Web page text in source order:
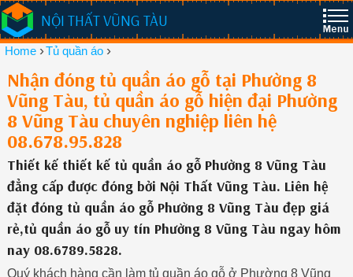
NỘI THẤT VŨNG TÀU
Home ›Tủ quần áo ›
Nhận đóng tủ quần áo gỗ tại Phường 8
Vũng Tàu, tủ quần áo gỗ hiện đại Phường
8 Vũng Tàu chuyên nghiệp liên hệ
08.678.95.828
Thiết kế thiết kế tủ quần áo gỗ Phường 8 Vũng Tàu
đẳng cấp được đóng bởi Nội Thất Vũng Tàu. Liên hệ
đặt đóng tủ quần áo gỗ Phường 8 Vũng Tàu đẹp giá
rẻ,tủ quần áo gỗ uy tín Phường 8 Vũng Tàu ngay hôm
nay 08.6789.5828.
Quý khách hàng cần làm tủ quần áo gỗ ở Phường 8 Vũng